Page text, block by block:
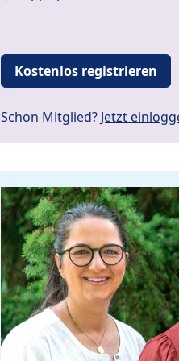
Kostenlos registrieren
Schon Mitglied? Jetzt